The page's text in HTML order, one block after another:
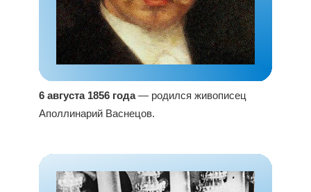
6 августа 1856 года— родился живописец
Аполлинарий Васнецов.